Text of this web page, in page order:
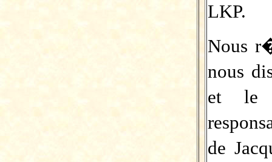
LKP.
Nous
nous
et le
de